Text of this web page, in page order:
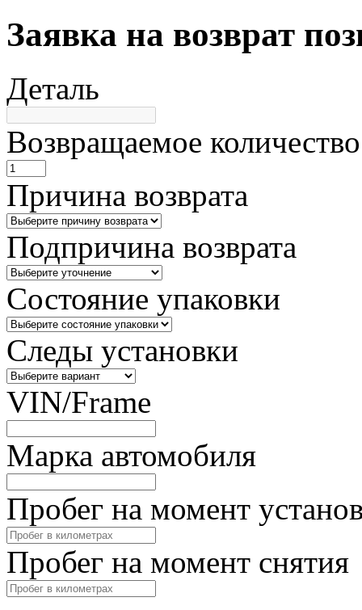
Заявка на возврат
Деталь
Возвращаемое количество
Причина возврата
Подпричина возврата
Состояние упаковки
Следы установки
VIN/Frame
Марка автомобиля
Пробег на момент
Пробег на момент снятия